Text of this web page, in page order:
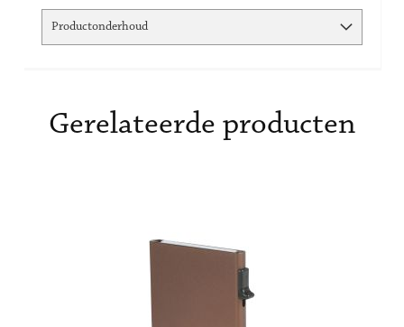
Productonderhoud
Gerelateerde producten